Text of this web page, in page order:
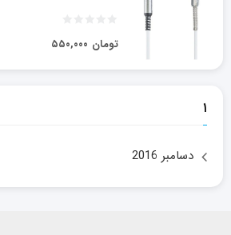
۵۵۰,۰۰۰ تومان
۱
دسامبر 2016